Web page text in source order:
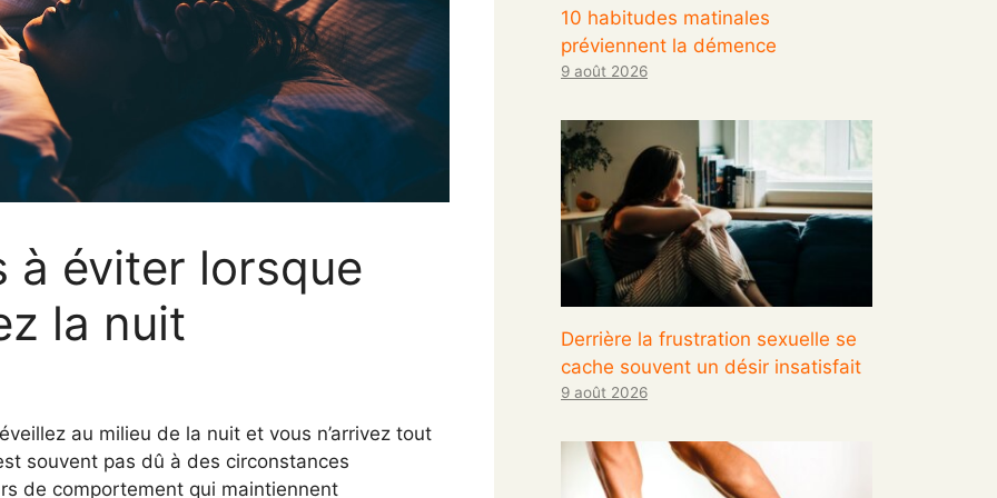
à éviter lorsque
la nuit
au milieu de la nuit et vous n’arrivez tout
souvent pas dû à des circonstances
de comportement qui maintiennent
10 habitudes matinales
préviennent la démence
9 août 2026
Derrière la frustration sexuelle se
cache souvent un désir insatisfait
9 août 2026